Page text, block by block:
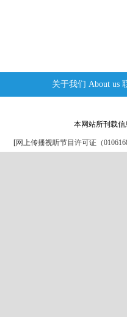
关于我们 About us
本网站所刊载
[网上传播视听节目许可证（